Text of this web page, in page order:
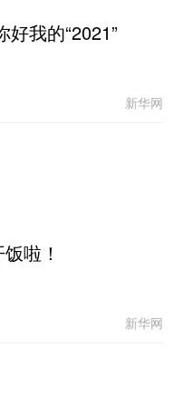
我的“2021”
新华网
啦！
新华网